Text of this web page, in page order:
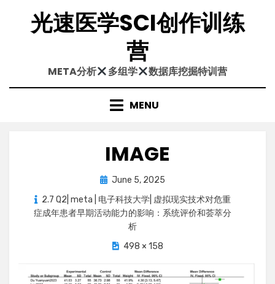
content光速医学SCI创作训练
营
META分析 多组学 数据库挖掘特训营
MENU
IMAGE
Posted
on
June 5, 2025
2.7 Q2| meta | 电子科技大学| 虚拟现实技术对危重
症成年患者早期活动能力的影响：系统评价和荟萃分
析
498 × 158